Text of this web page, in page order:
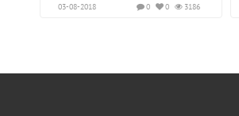
03-08-2018 3186
0
0